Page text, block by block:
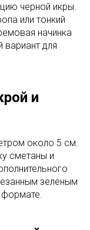
черной икры.
или тонкий
начинка
вариант для
и
около 5 см.
сметаны и
зеленым